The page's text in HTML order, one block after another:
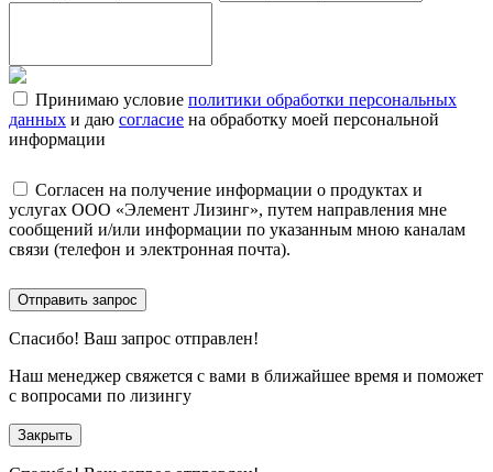
Принимаю условие политики обработки персональных
данных и даю согласие на обработку моей персональной
информации
Согласен на получение информации о продуктах и
услугах ООО «Элемент Лизинг», путем направления мне
сообщений и/или информации по указанным мною каналам
связи (телефон и электронная почта).
Отправить запрос
Спасибо! Ваш запрос отправлен!
Наш менеджер свяжется с вами в ближайшее время и поможет
с вопросами по лизингу
Закрыть